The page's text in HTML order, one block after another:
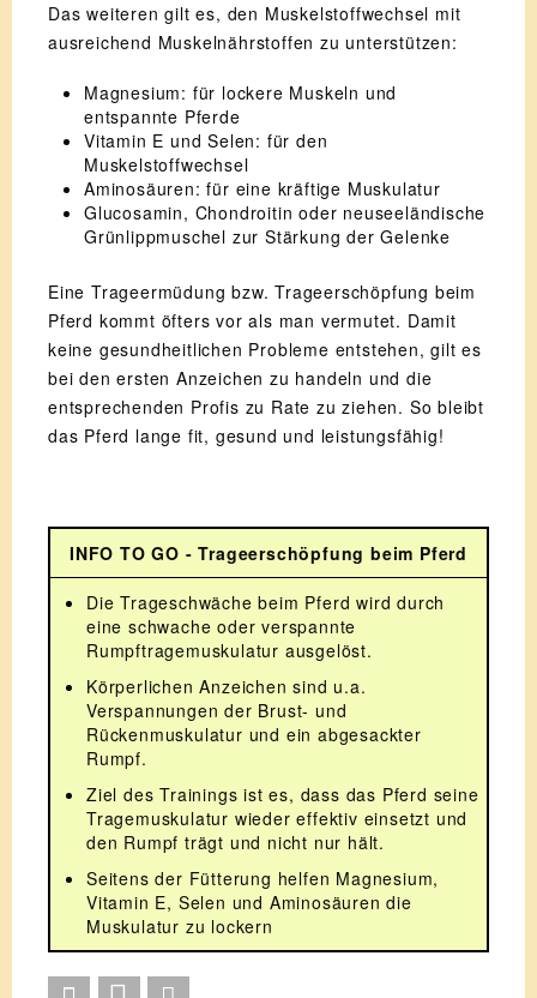
Das weiteren gilt es, den Muskelstoffwechsel mit
ausreichend Muskelnährstoffen zu unterstützen:
Magnesium: für lockere Muskeln und
entspannte Pferde
Vitamin E und Selen: für den
Muskelstoffwechsel
Aminosäuren: für eine kräftige Muskulatur
Glucosamin, Chondroitin oder neuseeländische
Grünlippmuschel zur Stärkung der Gelenke
Eine Trageermüdung bzw. Trageerschöpfung beim
Pferd kommt öfters vor als man vermutet. Damit
keine gesundheitlichen Probleme entstehen, gilt es
bei den ersten Anzeichen zu handeln und die
entsprechenden Profis zu Rate zu ziehen. So bleibt
das Pferd lange fit, gesund und leistungsfähig!
INFO TO GO - Trageerschöpfung beim Pferd
Die Trageschwäche beim Pferd wird durch
eine schwache oder verspannte
Rumpftragemuskulatur ausgelöst.
Körperlichen Anzeichen sind u.a.
Verspannungen der Brust- und
Rückenmuskulatur und ein abgesackter
Rumpf.
Ziel des Trainings ist es, dass das Pferd seine
Tragemuskulatur wieder effektiv einsetzt und
den Rumpf trägt und nicht nur hält.
Seitens der Fütterung helfen Magnesium,
Vitamin E, Selen und Aminosäuren die
Muskulatur zu lockern